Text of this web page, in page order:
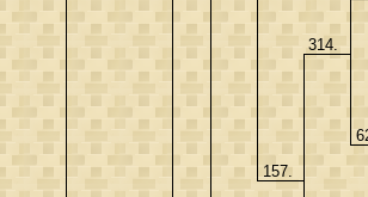
157.
314.